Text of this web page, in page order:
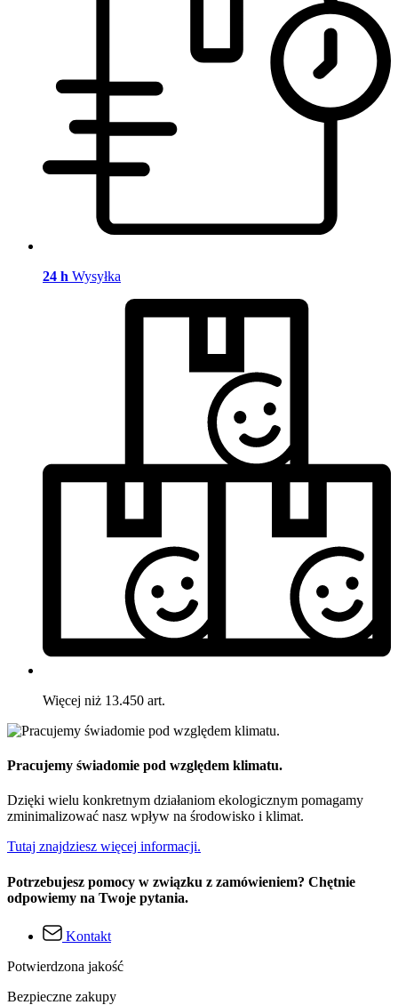
24 h Wysyłka
Więcej niż 13.450 art.
Pracujemy świadomie pod względem klimatu.
Dzięki wielu konkretnym działaniom ekologicznym pomagamy
zminimalizować nasz wpływ na środowisko i klimat.
Tutaj znajdziesz więcej informacji.
Potrzebujesz pomocy w związku z zamówieniem? Chętnie
odpowiemy na Twoje pytania.
Kontakt
Potwierdzona jakość
Bezpieczne zakupy